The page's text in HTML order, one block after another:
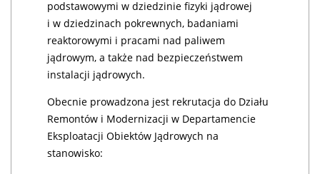
podstawowymi w dziedzinie fizyki jądrowej
i w dziedzinach pokrewnych, badaniami
reaktorowymi i pracami nad paliwem
jądrowym, a także nad bezpieczeństwem
instalacji jądrowych.
Obecnie prowadzona jest rekrutacja do Działu
Remontów i Modernizacji w Departamencie
Eksploatacji Obiektów Jądrowych na
stanowisko: